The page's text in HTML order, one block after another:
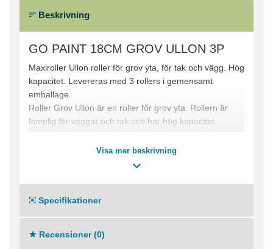
Beskrivning
GO PAINT 18CM GROV ULLON 3P
Maxiroller Ullon roller för grov yta, för tak och vägg. Hög
kapacitet. Levereras med 3 rollers i gemensamt
emballage.
Roller Grov Ullon är en roller för grov yta. Rollern är
lämplig för väggar och tak och har hög kapacitet.
Visa mer beskrivning
Specifikationer
Recensioner (0)